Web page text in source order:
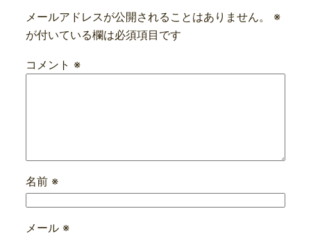
メールアドレスが公開されることはありません。
※
が付いている欄は必須項目です
コメント ※
名前 ※
メール ※